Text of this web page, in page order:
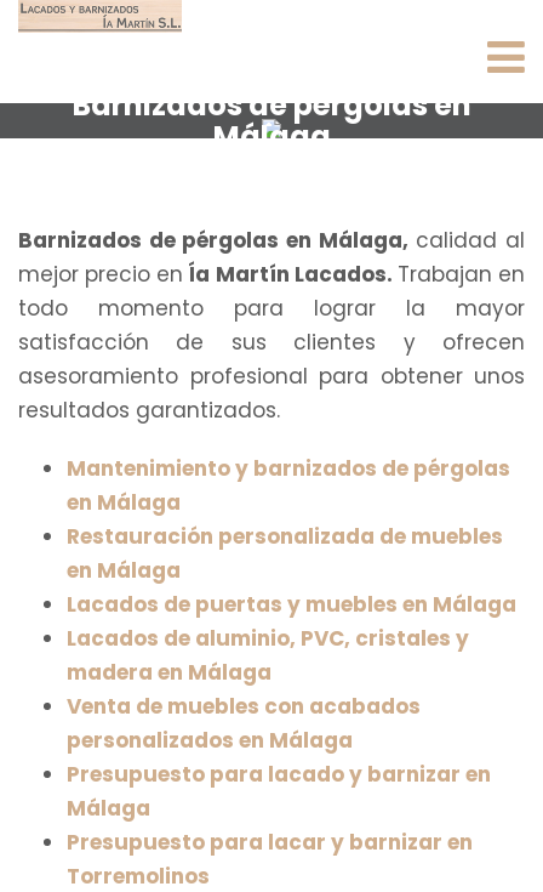
Barnizados de pérgolas en
Málaga
Barnizados de pérgolas en Málaga, calidad al
mejor precio en Ía Martín Lacados. Trabajan en
todo momento para lograr la mayor
satisfacción de sus clientes y ofrecen
asesoramiento profesional para obtener unos
resultados garantizados.
Mantenimiento y barnizados de pérgolas
en Málaga
Restauración personalizada de muebles
en Málaga
Lacados de puertas y muebles en Málaga
Lacados de aluminio, PVC, cristales y
madera en Málaga
Venta de muebles con acabados
personalizados en Málaga
Presupuesto para lacado y barnizar en
Málaga
Presupuesto para lacar y barnizar en
Torremolinos